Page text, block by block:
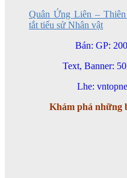
Quân Ứng Liên –
tắt tiểu sử Nhân vật
Bán: GP:
Text, Banner:
Lhe:
Khám phá những